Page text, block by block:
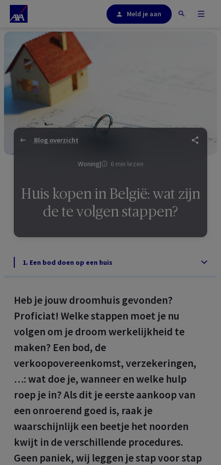
Meld je aan
Blog overzicht
Woning| 6 min lezen
Huis kopen in België: wat zijn
de te volgen stappen?
1. Een bod doen op een huis
Heb je jouw droomhuis gevonden?
Proficiat! Welke stappen moet je nu
volgen om je droom werkelijkheid te
maken? Een bod, de
verkoopovereenkomst, verzekeringen,
…: wat doe je, wanneer en welke hulp
roep je in? Als dit je eerste aankoop van
een onroerend goed is, raak je
waarschijnlijk een beetje het noorden
kwijt in de verschillende procedures.
Geen paniek, wij leggen je stap voor stap